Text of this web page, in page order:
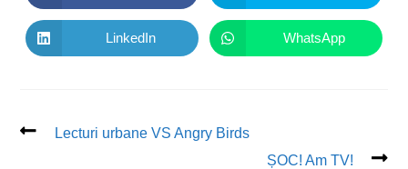
LinkedIn WhatsApp
Lecturi urbane VS Angry Birds
ȘOC! Am TV!